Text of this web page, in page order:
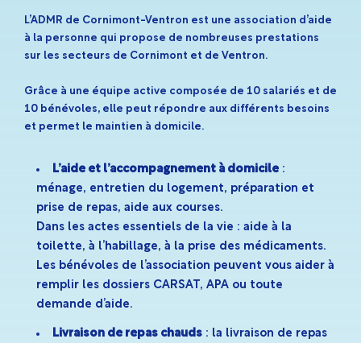
L’ADMR de Cornimont-Ventron est une association d’aide
à la personne qui propose de nombreuses prestations
sur les secteurs de Cornimont et de Ventron.
Grâce à une équipe active composée de 10 salariés et de
10 bénévoles, elle peut répondre aux différents besoins
et permet le maintien à domicile.
L’aide et l’accompagnement à domicile:
ménage, entretien du logement, préparation et
prise de repas, aide aux courses.
Dans les actes essentiels de la vie : aide à la
toilette, à l’habillage, à la prise des médicaments.
Les bénévoles de l’association peuvent vous aider à
remplir les dossiers CARSAT, APA ou toute
demande d’aide.
Livraison de repas chauds: la livraison de repas